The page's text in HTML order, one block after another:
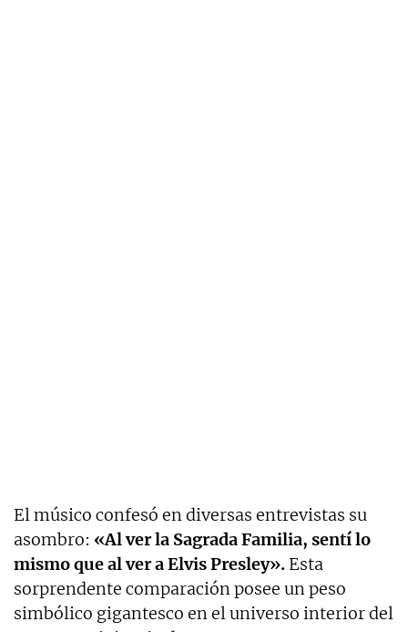
El músico confesó en diversas entrevistas su
asombro: «Al ver la Sagrada Familia, sentí lo
mismo que al ver a Elvis Presley». Esta
sorprendente comparación posee un peso
simbólico gigantesco en el universo interior del